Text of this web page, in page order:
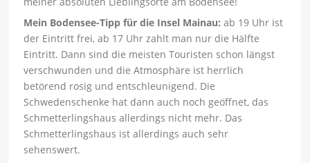
Mein Bodensee-Tipp für die Insel Mainau: ab 19 Uhr ist
der Eintritt frei, ab 17 Uhr zahlt man nur die Hälfte
Eintritt. Dann sind die meisten Touristen schon längst
verschwunden und die Atmosphäre ist herrlich
betörend rosig und entschleunigend. Die
Schwedenschenke hat dann auch noch geöffnet, das
Schmetterlingshaus allerdings nicht mehr. Das
Schmetterlingshaus ist allerdings auch sehr
sehenswert.